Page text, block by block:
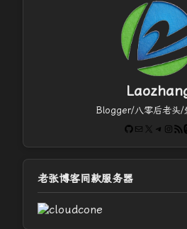
Blogger/八零后老头/
GitHub
电子邮件 X RSS
老张博客同款服务器